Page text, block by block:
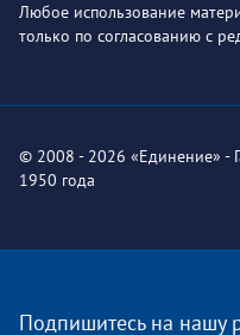
Любое использование
только по согласованию с
© 2008 - 2026 «Единение» -
1950 года
Подпишитесь на нашу